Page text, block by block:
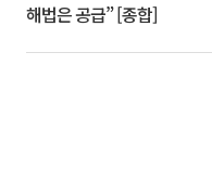
해법은 공급” [종합]